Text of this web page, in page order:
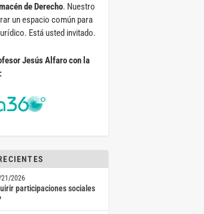
de Derecho. Nuestro
un espacio común para
Está usted invitado.
Jesús Alfaro con la
2026
participaciones sociales